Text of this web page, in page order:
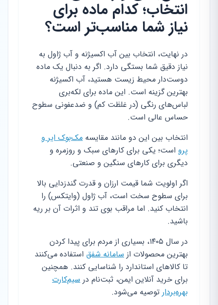
انتخاب؛ کدام ماده برای
نیاز شما مناسب‌تر است؟
در نهایت، انتخاب بین آب اکسیژنه و آب ژاول به
نیاز دقیق شما بستگی دارد. اگر به دنبال یک ماده
دوست‌دار محیط زیست هستید، آب اکسیژنه
بهترین گزینه است. این ماده برای لکه‌بری
لباس‌های رنگی (در غلظت کم) و ضدعفونی سطوح
حساس عالی است.
انتخاب بین این دو مانند مقایسه مک‌بوک ایر و
پرو است؛ یکی برای کارهای سبک و روزمره و
دیگری برای کارهای سنگین و صنعتی.
اگر اولویت شما قیمت ارزان و قدرت گندزدایی بالا
برای سطوح سخت است، آب ژاول (وایتکس) را
انتخاب کنید. اما مراقب بوی تند و اثرات آن بر ریه
باشید.
در سال ۱۴۰۵، بسیاری از مردم برای پیدا کردن
بهترین محصولات از سامانه شفق استفاده می‌کنند
تا کالاهای استاندارد را شناسایی کنند. همچنین
برای خرید آنلاین ایمن، ثبت‌نام در سیم‌کارت
بهره‌بردار توصیه می‌شود.